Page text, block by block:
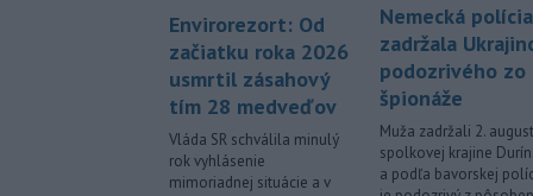
Envirorezort: Od
začiatku roka 2026
usmrtil zásahový
tím 28 medveďov
Vláda SR schválila minulý
rok vyhlásenie
mimoriadnej situácie a v
Nemecká polícia
zadržala
podozrivého zo
špionáže
Muža zadržali 2.
spolkovej krajine
a podľa bavorskej